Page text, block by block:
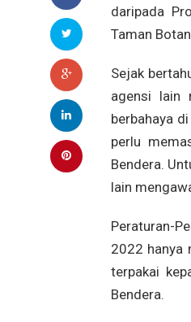
daripada
Taman
Sejak
agensi lain
berbahaya
perlu
Bendera.
lain
Peraturan-
2022 hanya
terpakai
Bendera.